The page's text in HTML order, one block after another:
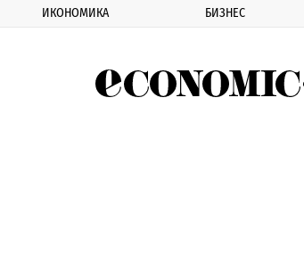
ИКОНОМИКА БИЗНЕС